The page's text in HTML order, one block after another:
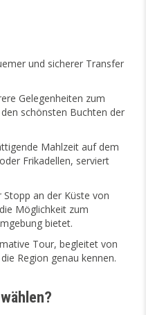
und sicherer Transfer
Gelegenheiten zum
schönsten Buchten der
Mahlzeit auf dem
Frikadellen, serviert
Stopp an der Küste von
Möglichkeit zum
bietet.
Tour, begleitet von
Region genau kennen.